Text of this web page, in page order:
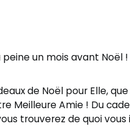
un mois avant Noël !
de Noël pour Elle,
Meilleure Amie ! Du
trouverez de quoi